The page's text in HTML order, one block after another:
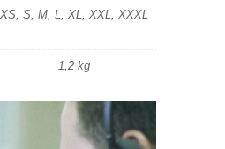
XS, S, M, L, XL, XXL, XXXL
1,2 kg